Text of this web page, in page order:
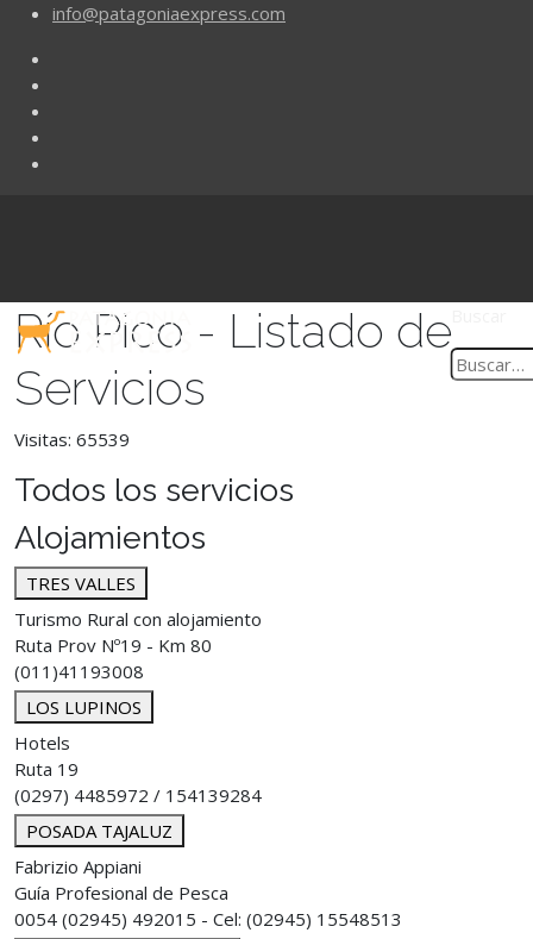
info@patagoniaexpress.com
Río Pico - Listado de
Servicios
Visitas: 65539
Todos los servicios
Alojamientos
TRES VALLES
Turismo Rural con alojamiento
Ruta Prov Nº19 - Km 80
(011)41193008
LOS LUPINOS
Hotels
Ruta 19
(0297) 4485972 / 154139284
POSADA TAJALUZ
Fabrizio Appiani
Guía Profesional de Pesca
0054 (02945) 492015 - Cel: (02945) 15548513